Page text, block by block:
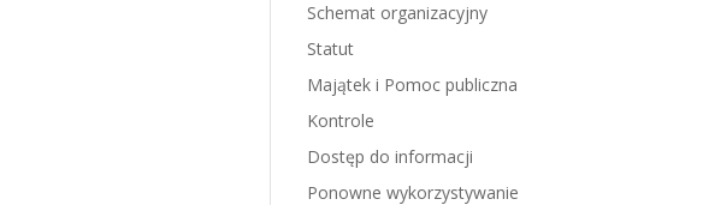
Schemat organizacyjny
Statut
Majątek i Pomoc publiczna
Kontrole
Dostęp do informacji
Ponowne wykorzystywanie